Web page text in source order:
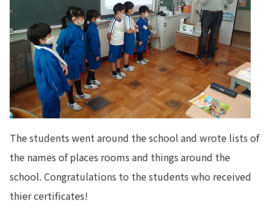
The students went around the school and wrote lists of
the names of places rooms and things around the
school. Congratulations to the students who received
thier certificates!